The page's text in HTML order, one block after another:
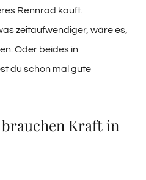
Rennrad kauft.
zeitaufwendiger, wäre es,
Oder beides in
du schon mal gute
Kraft in